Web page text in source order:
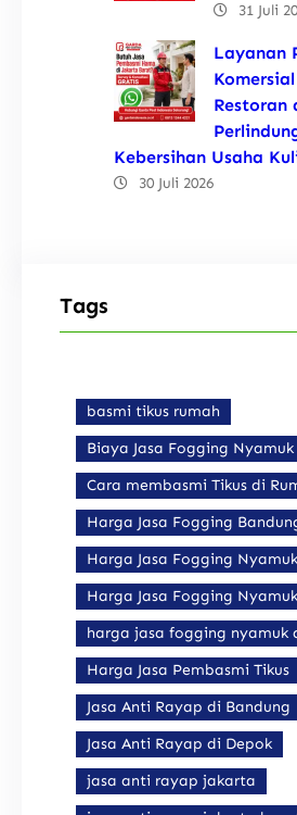
31 Juli
Layanan
Restoran
Kebersihan Usaha
30 Juli 2026
Tags
basmi tikus rumah
Biaya Jasa Fogging Nyamuk
Cara membasmi Tikus di
Harga Jasa Fogging
Harga Jasa Fogging Nyamuk
Harga Jasa Fogging
harga jasa fogging nyamuk
Harga Jasa Pembasmi Tikus
Jasa Anti Rayap di Bandung
Jasa Anti Rayap di Depok
jasa anti rayap jakarta